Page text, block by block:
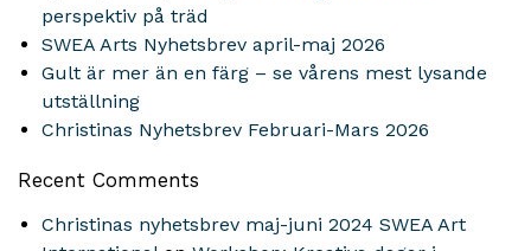
perspektiv på träd
SWEA Arts Nyhetsbrev april-maj 2026
Gult är mer än en färg – se vårens mest lysande
utställning
Christinas Nyhetsbrev Februari-Mars 2026
Recent Comments
Christinas nyhetsbrev maj-juni 2024 SWEA Art